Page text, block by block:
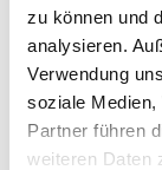
zu können und
analysieren.
Verwendung
soziale Medien,
Partner führen
weiteren Daten
erleben.